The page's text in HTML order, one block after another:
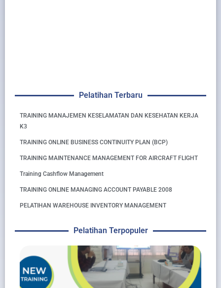
Pelatihan Terbaru
TRAINING MANAJEMEN KESELAMATAN DAN KESEHATAN KERJA
K3
TRAINING ONLINE BUSINESS CONTINUITY PLAN (BCP)
TRAINING MAINTENANCE MANAGEMENT FOR AIRCRAFT FLIGHT
Training Cashflow Management
TRAINING ONLINE MANAGING ACCOUNT PAYABLE 2008
PELATIHAN WAREHOUSE INVENTORY MANAGEMENT
Pelatihan Terpopuler